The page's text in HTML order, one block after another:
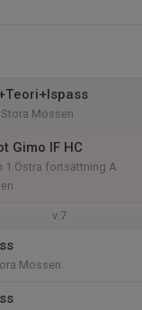
Stora Mossen
Gimo IF HC
1 Östra fortsättning A
v.7
Mossen